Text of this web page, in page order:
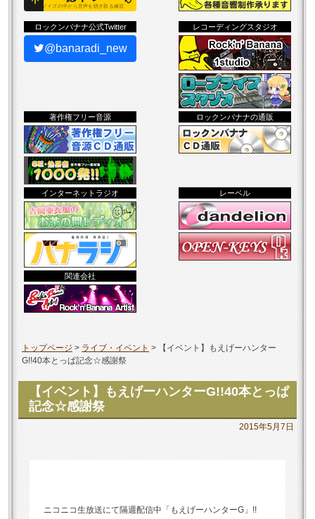
トップページ>ライブ・イベント>【イベント】もえげーハンター
G!!40本とっぱ記念☆感謝祭
【イベント】もえげーハンターG!!40本とっぱ
記念☆感謝祭
2015年5月7日
ニコニコ生放送にて隔週配信中「もえげーハンターG」!!
ロックンバナナ公式Twitter
@banaradi_new
レコーディングスタジオ
著作権フリー音源 ロックンバナナの通販
インターネットラジオ レーベル
関連会社